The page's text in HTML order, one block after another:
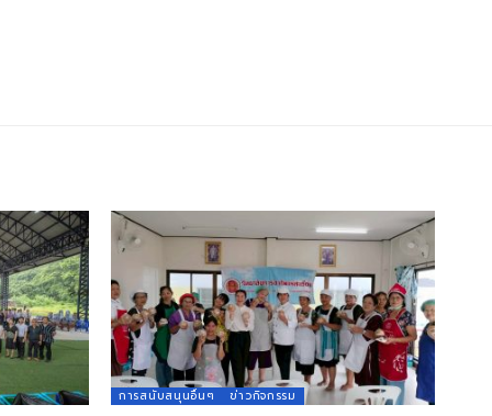
การสนับสนุนอื่นๆ ข่าวกิจกรรม